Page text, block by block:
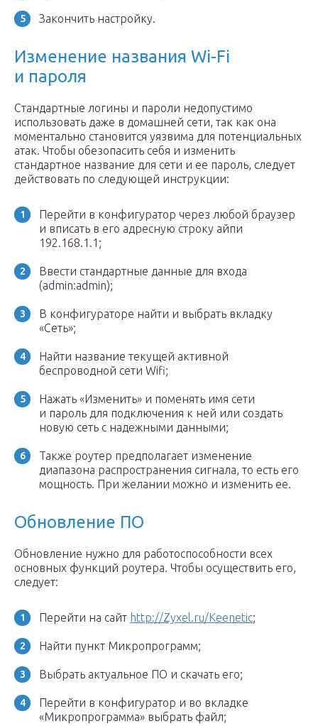
Закончить настройку.
Изменение названия Wi-Fi
и пароля
Стандартные логины и пароли недопустимо
использовать даже в домашней сети, так как она
моментально становится уязвима для потенциальных
атак. Чтобы обезопасить себя и изменить
стандартное название для сети и ее пароль, следует
действовать по следующей инструкции:
Перейти в конфигуратор через любой браузер
и вписать в его адресную строку айпи
192.168.1.1;
Ввести стандартные данные для входа
(admin:admin);
В конфигураторе найти и выбрать вкладку
«Сеть»;
Найти название текущей активной
беспроводной сети Wifi;
Нажать «Изменить» и поменять имя сети
и пароль для подключения к ней или создать
новую сеть с надежными данными;
Также роутер предполагает изменение
диапазона распространения сигнала, то есть его
мощность. При желании можно и изменить ее.
Обновление ПО
Обновление нужно для работоспособности всех
основных функций роутера. Чтобы осуществить его,
следует:
Перейти на сайт http://Zyxel.ru/Keenetic;
Найти пункт Микропрограмм;
Выбрать актуальное ПО и скачать его;
Перейти в конфигуратор и во вкладке
«Микропрограмма» выбрать файл;